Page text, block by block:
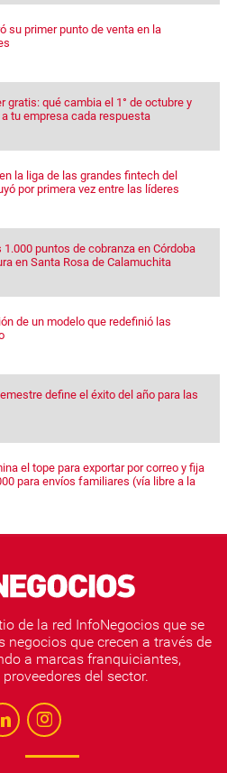
su primer punto de venta en la
gratis: qué cambia el 1° de octubre y
tu empresa cada respuesta
la liga de las grandes fintech del
por primera vez entre las líderes
1.000 puntos de cobranza en Córdoba
en Santa Rosa de Calamuchita
de un modelo que redefinió las
define el éxito del año para las
el tope para exportar por correo y fija
para envíos familiares (vía libre a la
de la red InfoNegocios que se
negocios que crecen a través de
a marcas franquiciantes,
del sector.